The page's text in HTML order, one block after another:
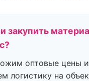
закупить
оптовые цены и
логистику на